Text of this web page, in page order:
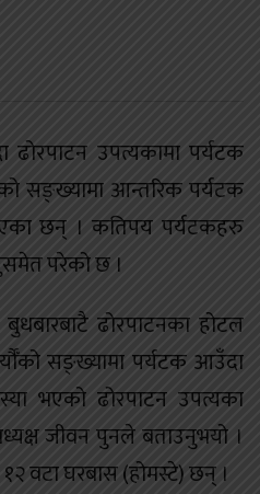
ढोरपाटन उपत्यकामा पर्यटक
सङ्ख्यामा आन्तरिक पर्यटक
छन् । कतिपय पर्यटकहरु
परेको छ ।
ढोरपाटनका होटल
सङ्ख्यामा पर्यटक आउँदा
भएको ढोरपाटन उपत्यका
जीवन पुनले बताउनुभयो ।
वटा घरबास (होमस्टे) छन् ।